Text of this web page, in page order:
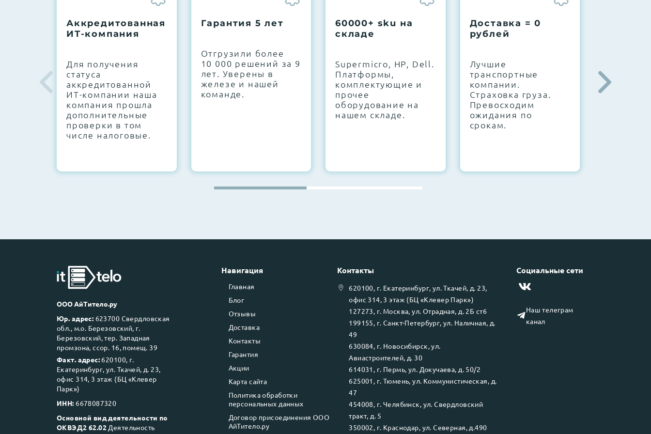
Next Business Day (NBD)
Аккредитованная
ИТ-компания
Для получения
статуса
аккредитованной
ИТ-компании наша
компания прошла
дополнительные
проверки в том
числе налоговые.
Гарантия 5 лет
Отгрузили более
10 000 решений за 9
лет. Уверены в
железе и нашей
команде.
60000+ sku на
складе
Supermicro, HP, Dell.
Платформы,
комплектующие и
прочее
оборудование на
нашем складе.
Доставка = 0
рублей
Лучшие
транспортные
компании.
Страховка груза.
Превосходим
ожидания по
срокам.
штате.
10000+
ООО АйТитело.ру
Юр. адрес: 623700 Свердловская
обл., м.о. Березовский, г.
Березовский, тер. Западная
промзона, ссор. 16, помещ. 39
Факт. адрес: 620100, г.
Екатеринбург, ул. Ткачей, д. 23,
офис 314, 3 этаж (БЦ «Клевер
Парк»)
ИНН: 6678087320
Основной вид деятельности по
ОКВЭД2 62.02 Деятельность
Навигация
Главная
Блог
Отзывы
Доставка
Контакты
Гарантия
Акции
Карта сайта
Политика обработки
персональных данных
Договор присоединения ООО
АйТитело.ру
Контакты
620100, г. Екатеринбург, ул.Ткачей, д. 23,
офис 314, 3 этаж (БЦ «Клевер Парк»)
127273, г. Москва, ул. Отрадная, д. 2Б ст6
199155, г. Санкт-Петербург, ул. Наличная, д.
49
630084, г. Новосибирск, ул.
Авиастроителей, д. 30
614031 , г. Пермь, ул. Докучаева, д. 50/2
625001 , г. Тюмень, ул. Коммунистическая, д.
47
454008, г. Челябинск, ул.Свердловский
тракт, д. 5
350002, г. Краснодар, ул.Северная, д.490
Социальные сети
Наш телеграм
канал